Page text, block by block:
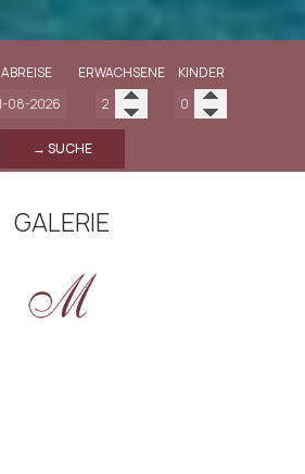
ABREISE ERWACHSENE KINDER
→ SUCHE
GALERIE